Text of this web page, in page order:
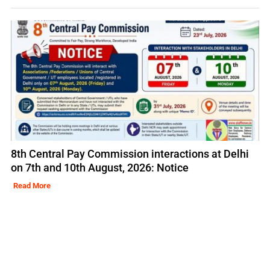
8th Central Pay Commission interactions at Delhi
on 7th and 10th August, 2026: Notice
Read More